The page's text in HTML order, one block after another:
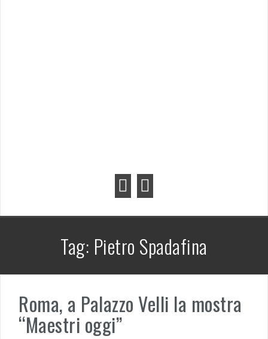
Tag: Pietro Spadafina
Roma, a Palazzo Velli la mostra
“Maestri oggi”